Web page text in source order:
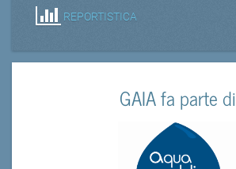
REPORTISTICA
GAIA fa parte di